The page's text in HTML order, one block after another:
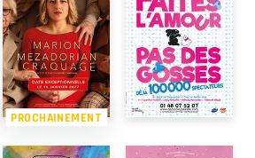
PROCHAINEMENT